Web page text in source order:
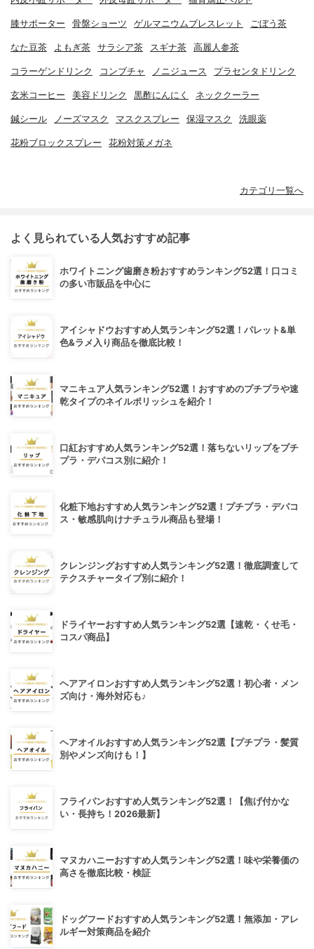
膝サポーター 骨盤ショーツ ゲルマニウムブレスレット ごぼう茶
なた豆茶 よもぎ茶 サラシア茶 スギナ茶 高麗人参茶
コラーゲンドリンク コンブチャ ノニジュース プラセンタドリンク
玄米コーヒー 美容ドリンク 黒酢にんにく ネッククーラー
鍼シール ノーズマスク マスクスプレー 保湿マスク 洗眼薬
花粉ブロックスプレー 花粉対策メガネ
カテゴリ一覧へ
よく見られている人気おすすめ記事
ホワイトニング歯磨き粉おすすめランキング52選！口コミ
の多い市販品を中心に
アイシャドウおすすめ人気ランキング52選！パレット&単
色&ラメ入り商品を徹底比較！
マニキュア人気ランキング52選！おすすめのプチプラや速
乾タイプのネイルポリッシュを紹介！
口紅おすすめ人気ランキング52選！落ちないリップをプチ
プラ・デパコス別に紹介！
化粧下地おすすめ人気ランキング52選！プチプラ・デパコ
ス・敏感肌向けナチュラル商品も登場！
クレンジングおすすめ人気ランキング52選！徹底調査して
テクスチャータイプ別に紹介！
ドライヤーおすすめ人気ランキング52選【速乾・くせ毛・
コスパ商品】
ヘアアイロンおすすめ人気ランキング52選！初心者・メン
ズ向け・海外対応も♪
ヘアオイルおすすめ人気ランキング52選【プチプラ・髪質
別やメンズ向けも！】
フライパンおすすめ人気ランキング52選！【焦げ付かな
い・長持ち！2026最新】
マヌカハニーおすすめ人気ランキング52選！味や栄養価の
高さを徹底比較・検証
ドッグフードおすすめ人気ランキング52選！無添加・アレ
ルギー対策商品を紹介